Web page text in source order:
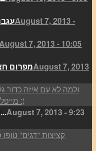
August 7, 2013 -
7, 2013 - 10:05
מפרוםAugust 7, 2013
עוגת אנג’לה פירות קיצית וטב...August 7, 2013 - 9:23